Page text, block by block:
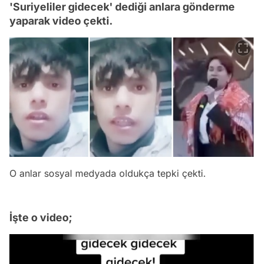
'Suriyeliler gidecek' dediği anlara gönderme
yaparak video çekti.
O anlar sosyal medyada oldukça tepki çekti.
İşte o video;